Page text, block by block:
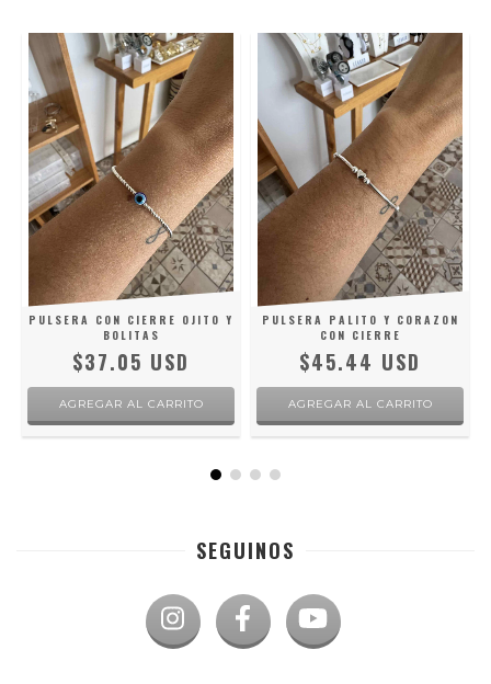
PULSERA CON CIERRE OJITO Y
BOLITAS
$37.05 USD
PULSERA PALITO Y CORAZON
CON CIERRE
$45.44 USD
SEGUINOS